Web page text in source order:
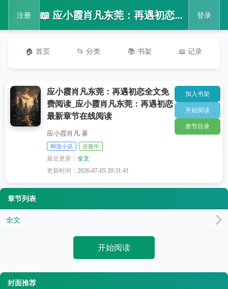
注册 📖 应小霞肖凡东莞：再遇初恋全文免费阅读_应小霞肖凡东莞：再遇初恋最新章节在线阅读 登录
🏠 首页 📂 分类 📚 书架 📖 记录
应小霞肖凡东莞：再遇初恋全文免
费阅读_应小霞肖凡东莞：再遇初恋
最新章节在线阅读
应小霞肖凡 著
网游小说 连载中
最近更新：全文
更新时间：2026-07-05 20:31:41
加入书架
开始阅读
章节目录
章节列表
全文
开始阅读
封面推荐